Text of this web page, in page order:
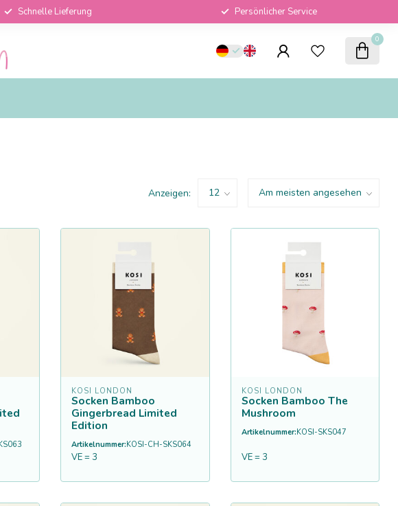
Schnelle Lieferung Persönlicher Service
0
Anzeigen:
KOSI LONDON
Socken Bamboo
Gingerbread Limited
Edition
Artikelnummer:KOSI-CH-SKS064
VE = 3
KOSI LONDON
Socken Bamboo The
Mushroom
Artikelnummer:KOSI-SKS047
VE = 3